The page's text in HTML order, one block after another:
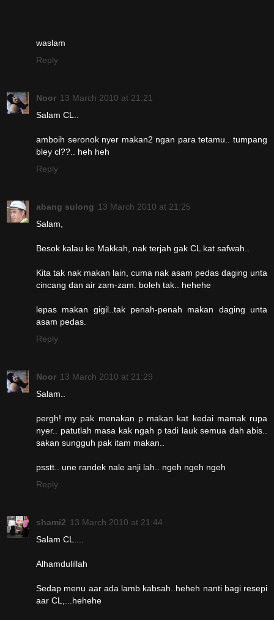
waslam
Reply
Noor 13 March 2010 at 21:21
Salam CL..
amboih seronok nyer makan2 ngan para tetamu.. tumpang
bley cl??.. heh heh
Reply
abang sulong 13 March 2010 at 21:25
Salam,
Besok kalau ke Makkah, nak terjah gak CL kat safwah..
Kita tak nak makan lain, cuma nak asam pedas daging unta
cincang dan air zam-zam. boleh tak.. hehehe
lepas makan gigil..tak penah-penah makan daging unta
asam pedas.
Reply
Noor 13 March 2010 at 21:29
Salam..
pergh! my pak menakan p makan kat kedai mamak rupa
nyer.. patutlah masa kak ngah p tadi lauk semua dah abis..
sakan sungguh pak itam makan..
psstt.. une randek nale anji lah.. ngeh ngeh ngeh
Reply
shami2 13 March 2010 at 21:44
Salam CL....
Alhamdulillah
Sedap menu aar ada lamb kabsah..heheh nanti bagi resepi
aar CL,...hehehe